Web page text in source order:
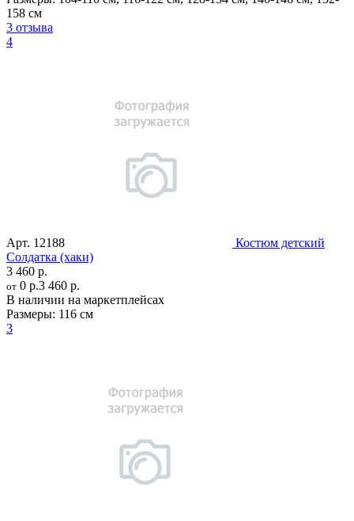
158 см
3 отзыва
4
Арт. 12188
Костюм детский
Солдатка (хаки)
3 460 р.
от 0 р.3 460 р.
В наличии на маркетплейсах
Размеры: 116 см
3